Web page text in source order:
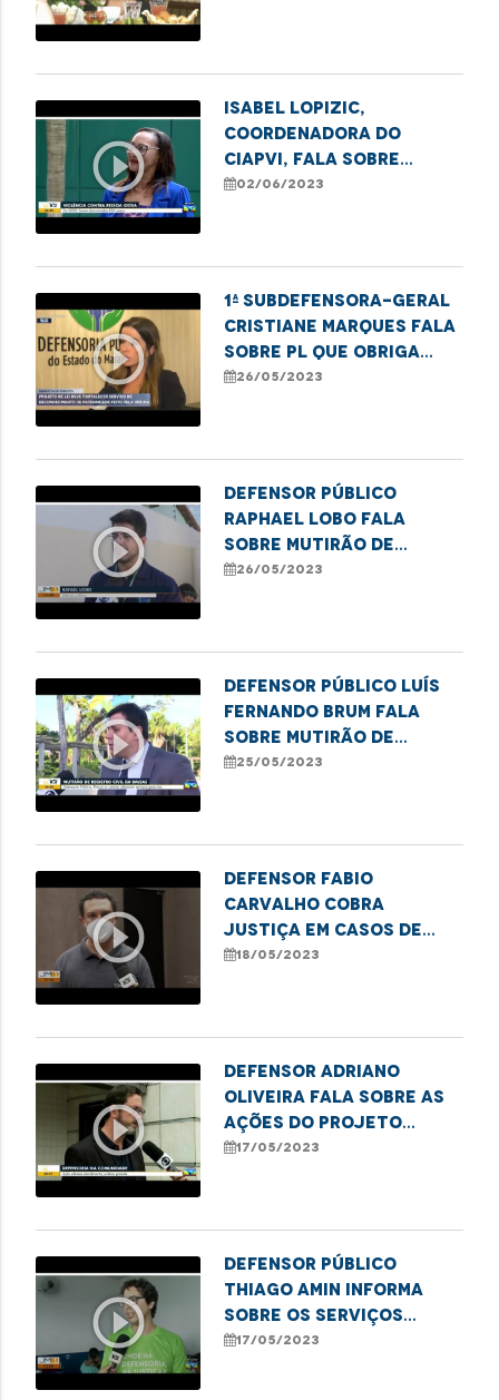
play_circle_outline
Isabel Lopizic,
coordenadora do
CIAPVI, fala sobre
Campanha de Combate à
02/06/2023
play_circle_outline
1ª Subdefensora-Geral
Cristiane Marques fala
sobre PL que obriga
envio de registros de
pelos cartórios à DPE
26/05/2023
play_circle_outline
Defensor público
Raphael Lobo fala
sobre mutirão de
registro civil em
26/05/2023
play_circle_outline
Defensor público Luís
Fernando Brum fala
sobre mutirão de
registro civil em
25/05/2023
play_circle_outline
Defensor Fabio
Carvalho cobra
justiça em casos de
abuso sexual contra
18/05/2023
play_circle_outline
Defensor Adriano
Oliveira fala sobre as
ações do projeto
"Defensoria na
17/05/2023
play_circle_outline
Defensor público
Thiago Amin informa
sobre os serviços
oferecidos pelo
17/05/2023